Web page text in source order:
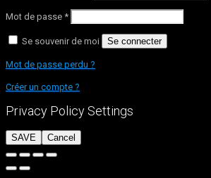
Mot de passe *
Se souvenir de moi Se connecter
Mot de passe perdu ?
Créer un compte ?
Privacy Policy Settings
SAVE Cancel